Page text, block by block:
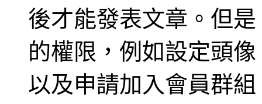
後才能發表文章。但
的權限，例如設定頭
以及申請加入會員群